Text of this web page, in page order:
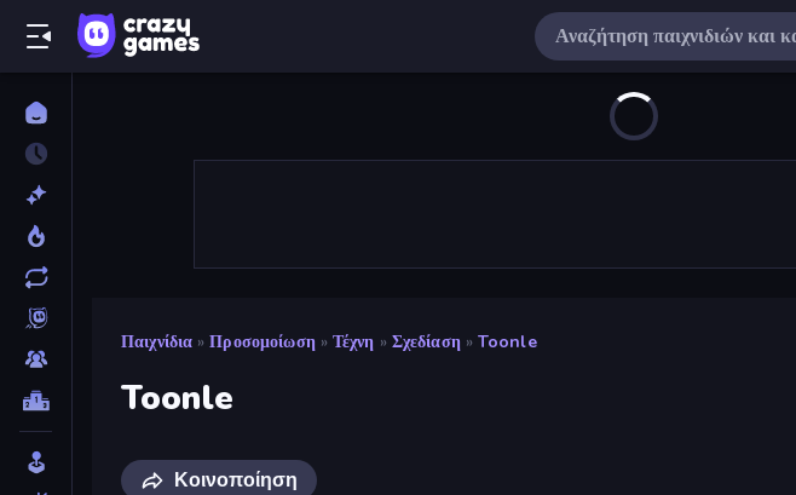
Παιχνίδια » Προσομοίωση » Τέχνη » Σχεδίαση » Toonle
Toonle
Κοινοποίηση